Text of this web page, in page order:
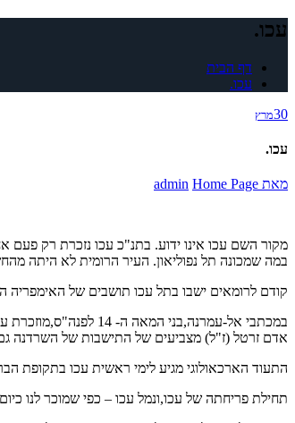
עכו.
דף הבית
עכו.
30מרץ
עכו.
מאת admin Home Page
מקור השם עכו אינו ידוע. בתנ"כ עכו נזכרת רק פעם
במה שמכונה תל נפוליאון. העיר הרומית לא היתה
קודם לרומאים ישבו בתל עכו תושבים של האימפריה
במכתבי אל-
אדם זרטל (ז"ל) מצביעים של התישבות של השרדנה גם
התעוד הארכאולוגי מגיע לימי ראשית עכו בתקופת
תחילת פריחתה של עכו,ונמל עכו – כפי שמוכר לנו כיום,היא בתקופה המוסלמית עם כבוש הארץ ב- 638